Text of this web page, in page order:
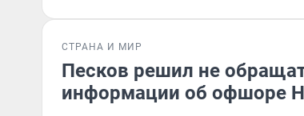
СТРАНА И МИР
Песков решил не
информации об офшоре